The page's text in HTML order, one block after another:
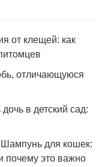
от клещей: как
отличающуюся
дочь в детский сад:
Шампунь для кошек:
почему это важно